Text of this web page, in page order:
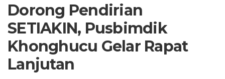
Dorong Pendirian
SETIAKIN, Pusbimdik
Khonghucu Gelar Rapat
Lanjutan